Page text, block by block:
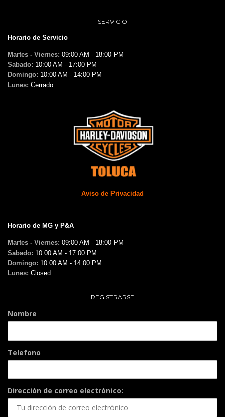
SERVICIO
Horario de Servicio
Martes - Viernes: 09:00 AM - 18:00 PM
Sabado: 10:00 AM - 17:00 PM
Domingo: 10:00 AM - 14:00 PM
Lunes: Cerrado
Aviso de Privacidad
Horario de MG y P&A
Martes - Viernes: 09:00 AM - 18:00 PM
Sabado: 10:00 AM - 17:00 PM
Domingo: 10:00 AM - 14:00 PM
Lunes: Closed
REGISTRARSE
Nombre
Telefono
Dirección de correo electrónico: